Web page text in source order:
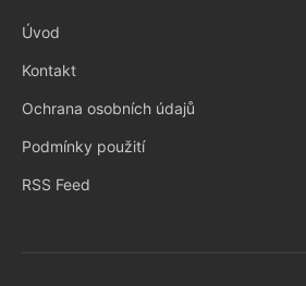
Úvod
Kontakt
Ochrana osobních údajů
Podmínky použití
RSS Feed